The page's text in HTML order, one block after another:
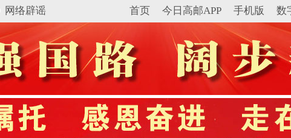
网络辟谣 首页 今日高邮APP 手机版 数